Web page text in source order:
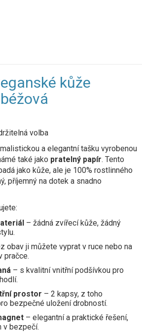
kůže
volba
a elegantní tašku vyrobenou
také jako pratelný papír. Tento
jako kůže, ale je 100% rostlinného
příjemný na dotek a snadno
– žádná zvířecí kůže, žádný
obav ji můžete vyprat v ruce nebo na
pračce.
– s kvalitní vnitřní podšívkou pro
prostor – 2 kapsy, z toho
bezpečné uložení drobností.
– elegantní a praktické řešení,
v bezpečí.